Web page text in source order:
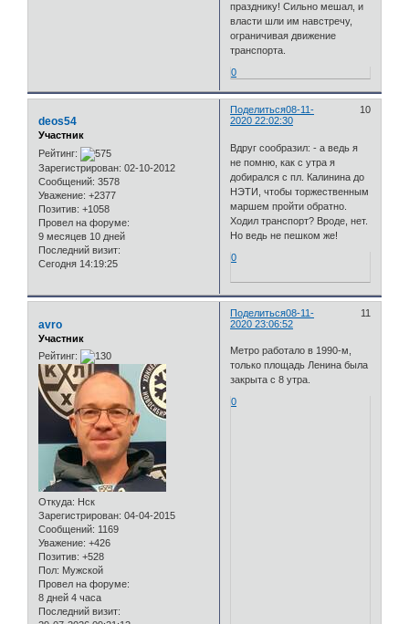
празднику! Сильно мешал, и
власти шли им навстречу,
ограничивая движение
транспорта.
0
Поделиться 10
08-11-
2020 22:02:30
deos54
Участник
Рейтинг:
Зарегистрирован: 02-10-2012
Сообщений: 3578
Уважение: +2377
Позитив: +1058
Провел на форуме:
9 месяцев 10 дней
Последний визит:
Сегодня 14:19:25
Вдруг сообразил: - а ведь я
не помню, как с утра я
добирался с пл. Калинина до
НЭТИ, чтобы торжественным
маршем пройти обратно.
Ходил транспорт? Вроде, нет.
Но ведь не пешком же!
0
Поделиться 11
08-11-
2020 23:06:52
avro
Участник
Рейтинг:
Откуда: Нск
Зарегистрирован: 04-04-2015
Сообщений: 1169
Уважение: +426
Позитив: +528
Пол: Мужской
Провел на форуме:
8 дней 4 часа
Последний визит:
Метро работало в 1990-м,
только площадь Ленина была
закрыта с 8 утра.
0